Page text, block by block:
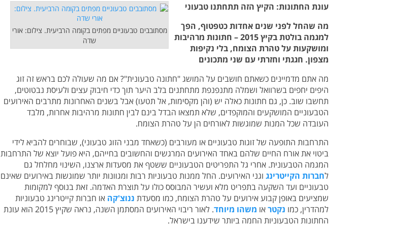
מסתובבים טבעוניים מפתים בקומה הרביעית. צילום: אורי
שדה
עונת החתונות: הקיץ הזה תתחתנו טבעוני
מה שהחל לפני שנים אחדות כטפטוף, הפך
למגמה בולטת בקיץ 2015 – חתונות מרהיבות
ומושקעות על טהרת הצומח, בלי נקיפות
מצפון. חגגתי וחזרתי עם שני מתכונים
מה אתם מדמיינים כשאתם חושבים על המושג "חתונה טבעונית"? אם מה שעולה לכם בראש זה זוג
היפים יחפים בשרוואל ושמלה מתנפנפת מתחתנים בלב היער תוך כדי חיבוק עצים ולעיסת נבטוטים,
תחשבו שוב. כן, גם חתונות כאלה יש (והן מקסימות, אל תטעו) אבל בשנים האחרונות מתרבים האירועים
הטבעוניים המושקעים והמוקפדים, שלא תמצאו הבדל בינם לבין חתונות מרהיבות אחרות, מלבד
העובדה שכל המנות שמוגשות לאורחים הן על טהרת הצומח.
התרחבות התופעה של זוגות טבעוניים או מעורבים (כשאחד מבני הזוג טבעוני), שבוחרים להביא לידי
ביטוי את אורח החיים שלהם באחד האירועים המרגשים והחשובים בחייהם, היא פועל יוצא של התרחבות
המגמה הטבעונית. אחרי גל התפריטים הטבעוניים ששטף את מסעדות ארצנו, השינוי מחלחל גם
לחברות הקייטרינג וגני האירועים. החל ממנות טבעוניות רבות ומגוונות יותר שמוגשות באירועים שאינם
טבעוניים ועד השקעה בתפריט מלא ועשיר המבוסס כולו על תוצרת האדמה. זאת בנוסף למקומות
שמציעים באופן קבוע אירועים על טהרת הצומח, כמו מסעדת ננוצ'קה או חברות קייטרינג טבעוניות
למהדרין, כמו נקטראו משהו מיוחד
. לאור ריבוי האירועים המסתמן השנה, נראה שקיץ 2015 הוא עונת
החתונות הטבעוניות החמה ביותר שידענו בישראל.